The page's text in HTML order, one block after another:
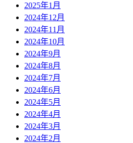
2025年1月
2024年12月
2024年11月
2024年10月
2024年9月
2024年8月
2024年7月
2024年6月
2024年5月
2024年4月
2024年3月
2024年2月